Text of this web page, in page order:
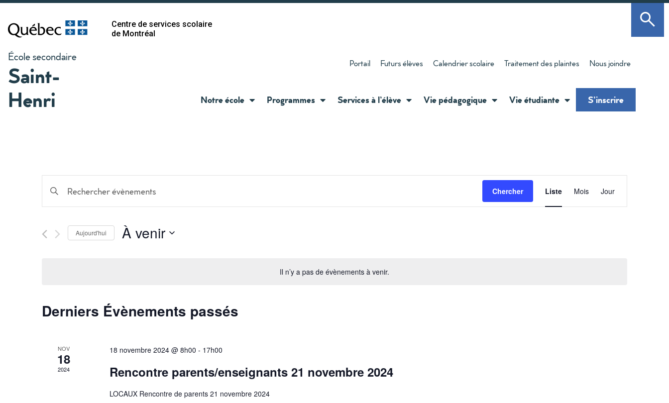
Centre de services scolaire
de Montréal
École secondaire
Saint-
Henri
Portail Futurs élèves Calendrier scolaire Traitement des plaintes Nous joindre
Notre école Programmes Services à l’élève Vie pédagogique Vie étudiante S’inscrire
Il n’y a pas de évènements à venir.
Recherche
et
navigation
Évènements
Saisir
mot-
clé.
Rechercher
Évènements
Chercher de
Liste Mois Jour
Aujourd'hui À venir
Derniers Évènements passés
NOV
18
2024
18 novembre 2024 @ 8h00 - 17h00
Rencontre parents/enseignants 21 novembre 2024
LOCAUX Rencontre de parents 21 novembre 2024